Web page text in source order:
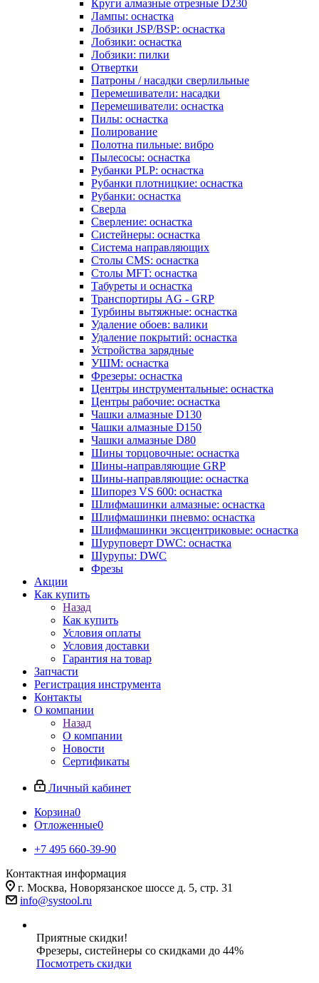
Круги алмазные отрезные D230
Лампы: оснастка
Лобзики JSP/BSP: оснастка
Лобзики: оснастка
Лобзики: пилки
Отвертки
Патроны / насадки сверлильные
Перемешиватели: насадки
Перемешиватели: оснастка
Пилы: оснастка
Полирование
Полотна пильные: вибро
Пылесосы: оснастка
Рубанки PLP: оснастка
Рубанки плотницкие: оснастка
Рубанки: оснастка
Сверла
Сверление: оснастка
Систейнеры: оснастка
Система направляющих
Столы CMS: оснастка
Столы MFT: оснастка
Табуреты и оснастка
Транспортиры AG - GRP
Турбины вытяжные: оснастка
Удаление обоев: валики
Удаление покрытий: оснастка
Устройства зарядные
УШМ: оснастка
Фрезеры: оснастка
Центры инструментальные: оснастка
Центры рабочие: оснастка
Чашки алмазные D130
Чашки алмазные D150
Чашки алмазные D80
Шины торцовочные: оснастка
Шины-направляющие GRP
Шины-направляющие: оснастка
Шипорез VS 600: оснастка
Шлифмашинки алмазные: оснастка
Шлифмашинки пневмо: оснастка
Шлифмашинки эксцентриковые: оснастка
Шуруповерт DWC: оснастка
Шурупы: DWC
Фрезы
Акции
Как купить
Назад
Как купить
Условия оплаты
Условия доставки
Гарантия на товар
Запчасти
Регистрация инструмента
Контакты
О компании
Назад
О компании
Новости
Сертификаты
Личный кабинет
Корзина0
Отложенные0
+7 495 660-39-90
Контактная информация
г. Москва, Новорязанское шоссе д. 5, стр. 31
info@systool.ru
Приятные скидки!
Фрезеры, систейнеры со скидками до 44%
Посмотреть скидки